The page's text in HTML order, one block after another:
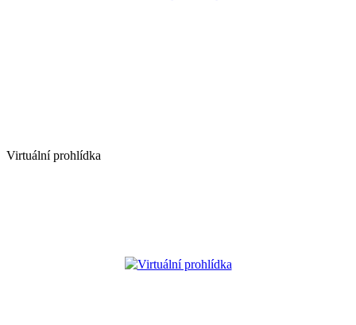
Virtuální prohlídka
Virtuální prohlídka